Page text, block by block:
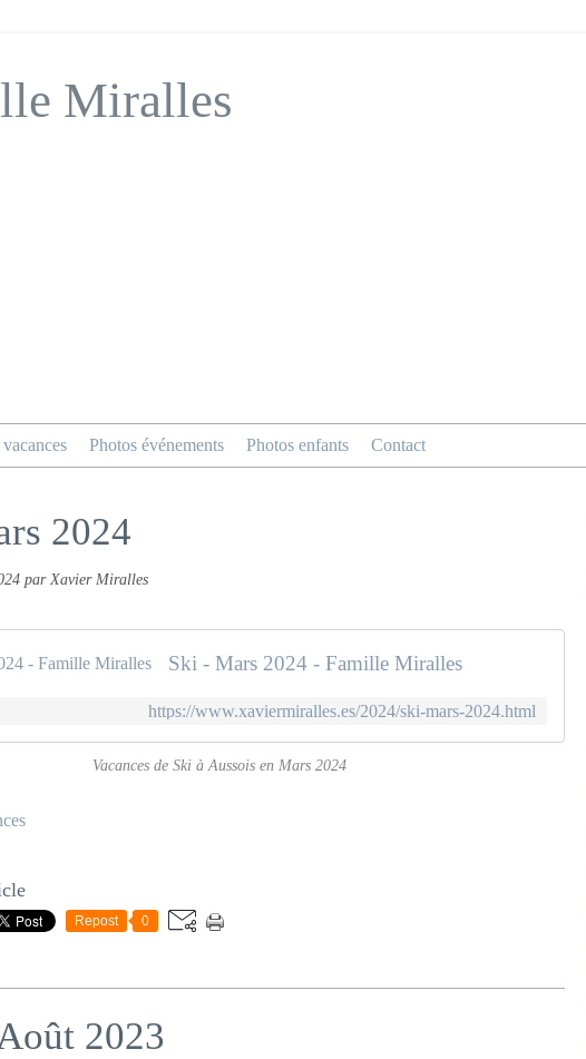
Miralles
Photos événements Photos enfants Contact
2024
par Xavier Miralles
Ski - Mars 2024 - Famille Miralles
https://www.xaviermiralles.es/2024/ski-mars-2024.html
Vacances de Ski à Aussois en Mars 2024
Repost 0
2023